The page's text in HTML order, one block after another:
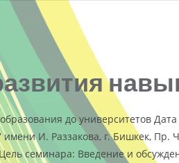
до университетов
И. Раззакова, г. Бишкек, Пр.
семинара: Введение и